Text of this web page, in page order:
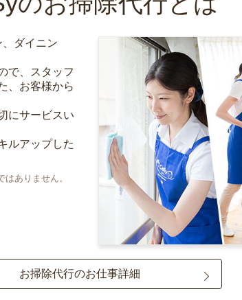
ダイニン
で、スタッフ
、お客様から
にサービスい
ルアップした
ありません。
お掃除代行のお仕事詳細